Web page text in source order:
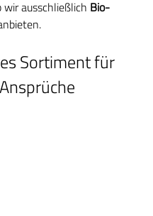
ausschließlich Bio-
Sortiment für